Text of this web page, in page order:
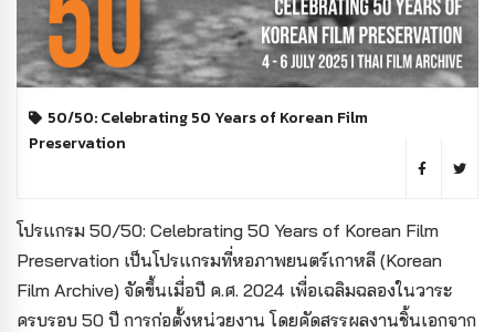
50/50: Celebrating 50 Years of Korean Film
Preservation
โปรแกรม 50/50: Celebrating 50 Years of Korean Film
Preservation เป็นโปรแกรมที่หอภาพยนตร์เกาหลี (Korean
Film Archive) จัดขึ้นเมื่อปี ค.ศ. 2024 เพื่อเฉลิมฉลองในวาระ
ครบรอบ 50 ปี การก่อตั้งหน่วยงาน โดยคัดสรรผลงานชิ้นเอกจาก